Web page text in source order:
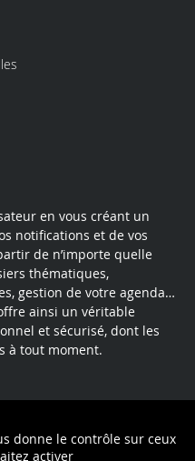
donne le contrôle sur ceux
activer
en vous créant un
notifications et de vos
de n’importe quelle
thématiques,
gestion de votre agenda…
ainsi un véritable
et sécurisé, dont les
à tout moment.